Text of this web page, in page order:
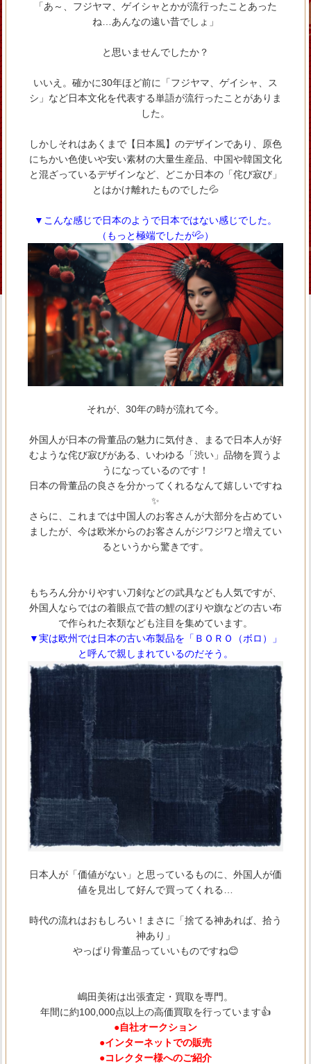
「あ～、フジヤマ、ゲイシャとかが流行ったことあった
ね…あんなの遠い昔でしょ」
と思いませんでしたか？
いいえ。確かに30年ほど前に「フジヤマ、ゲイシャ、ス
シ」など日本文化を代表する単語が流行ったことがありま
した。
しかしそれはあくまで【日本風】のデザインであり、原色
にちかい色使いや安い素材の大量生産品、中国や韓国文化
と混ざっているデザインなど、どこか日本の「侘び寂び」
とはかけ離れたものでした💦
▼こんな感じで日本のようで日本ではない感じでした。
（もっと極端でしたが💦）
それが、30年の時が流れて今。
外国人が日本の骨董品の魅力に気付き、まるで日本人が好
むような侘び寂びがある、いわゆる「渋い」品物を買うよ
うになっているのです！
日本の骨董品の良さを分かってくれるなんて嬉しいですね
✨
さらに、これまでは中国人のお客さんが大部分を占めてい
ましたが、今は欧米からのお客さんがジワジワと増えてい
るというから驚きです。
もちろん分かりやすい刀剣などの武具なども人気ですが、
外国人ならではの着眼点で昔の鯉のぼりや旗などの古い布
で作られた衣類なども注目を集めています。
▼実は欧州では日本の古い布製品を「ＢＯＲＯ（ボロ）」
と呼んで親しまれているのだそう。
日本人が「価値がない」と思っているものに、外国人が価
値を見出して好んで買ってくれる…
時代の流れはおもしろい！まさに「捨てる神あれば、拾う
神あり」
やっぱり骨董品っていいものですね😊
嶋田美術は出張査定・買取を専門。
年間に約100,000点以上の高価買取を行っています👍
●自社オークション
●インターネットでの販売
●コレクター様へのご紹介